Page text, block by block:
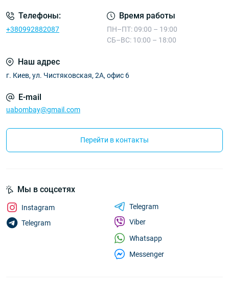
Телефоны:
+380992882087
Время работы
ПН–ПТ: 09:00 – 19:00
СБ–ВС: 10:00 – 18:00
Наш адрес
г. Киев, ул. Чистяковская, 2А, офис 6
E-mail
uabombay@gmail.com
Перейти в контакты
Мы в соцсетях
Instagram
Telegram
Telegram
Viber
Whatsapp
Messenger